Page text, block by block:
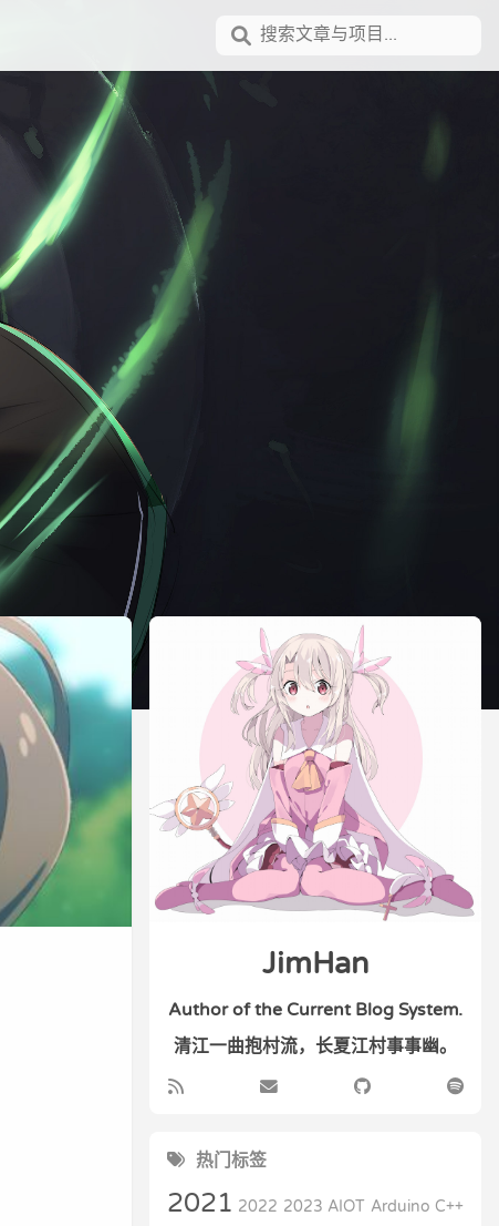
JimHan
Author of the Current Blog System.
清江一曲抱村流，长夏江村事事幽。
热门标签
2021 2022 2023 AIOT Arduino C++